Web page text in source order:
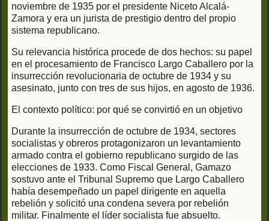
noviembre de 1935 por el presidente Niceto Alcalá-
Zamora y era un jurista de prestigio dentro del propio
sistema republicano.
Su relevancia histórica procede de dos hechos: su papel
en el procesamiento de Francisco Largo Caballero por la
insurrección revolucionaria de octubre de 1934 y su
asesinato, junto con tres de sus hijos, en agosto de 1936.
El contexto político: por qué se convirtió en un objetivo
Durante la insurrección de octubre de 1934, sectores
socialistas y obreros protagonizaron un levantamiento
armado contra el gobierno republicano surgido de las
elecciones de 1933. Como Fiscal General, Gamazo
sostuvo ante el Tribunal Supremo que Largo Caballero
había desempeñado un papel dirigente en aquella
rebelión y solicitó una condena severa por rebelión
militar. Finalmente el líder socialista fue absuelto.